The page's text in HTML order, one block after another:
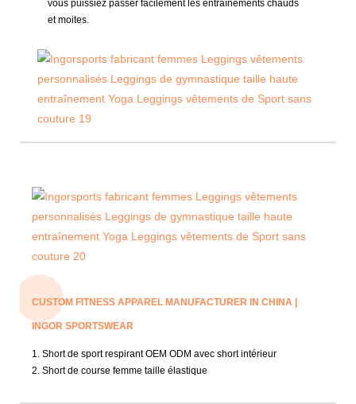
vous puissiez passer facilement les entraînements chauds
et moites.
CUSTOM FITNESS APPAREL MANUFACTURER IN CHINA |
INGOR SPORTSWEAR
1. Short de sport respirant OEM ODM avec short intérieur
2. Short de course femme taille élastique